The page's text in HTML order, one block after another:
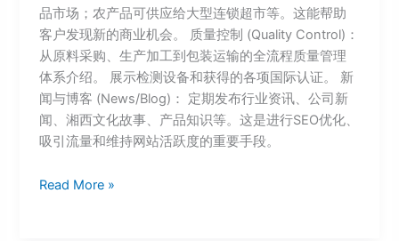
品市场；农产品可供应给大型连锁超市等。这能帮助
客户发现新的商业机会。 质量控制 (Quality Control)：
从原料采购、生产加工到包装运输的全流程质量管理
体系介绍。 展示检测设备和获得的各项国际认证。 新
闻与博客 (News/Blog)： 定期发布行业资讯、公司新
闻、湘西文化故事、产品知识等。这是进行SEO优化、
吸引流量和维持网站活跃度的重要手段。
Read More »